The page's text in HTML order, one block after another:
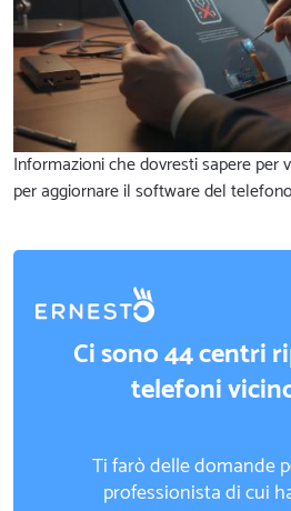
Informazioni che dovresti sapere per
per aggiornare il software del
Ci sono 44 centri
telefoni
Ti farò delle domande
professionista di cui